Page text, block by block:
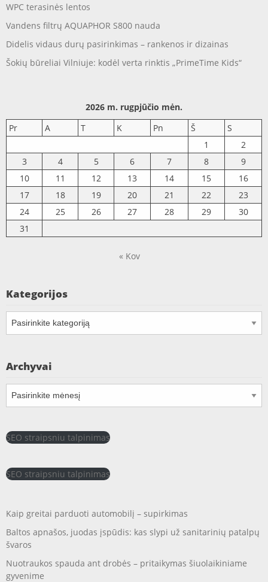
WPC terasinės lentos
Vandens filtrų AQUAPHOR S800 nauda
Didelis vidaus durų pasirinkimas – rankenos ir dizainas
Šokių būreliai Vilniuje: kodėl verta rinktis „PrimeTime Kids“
2026 m. rugpjūčio mėn.
Pr
A T K Pn Š
S
1
2
3
4 5 6 7 8
9
10
11 12 13 14 15
16
17
18 19 20 21 22
23
24
25 26 27 28 29
30
31
« Kov
Kategorijos
Archyvai
SEO straipsniu talpinimas
SEO straipsniu talpinimas
Kaip greitai parduoti automobilį – supirkimas
Baltos apnašos, juodas įspūdis: kas slypi už sanitarinių patalpų
švaros
Nuotraukos spauda ant drobės – pritaikymas šiuolaikiniame
gyvenime